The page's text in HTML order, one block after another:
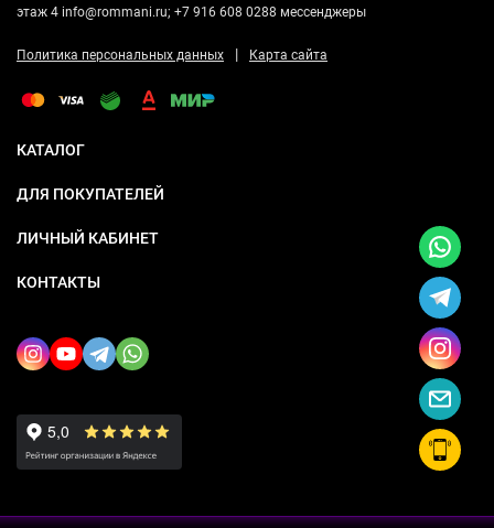
этаж 4 info@rommani.ru; +7 916 608 0288 мессенджеры
Политика персональных данных | Карта сайта
КАТАЛОГ
ДЛЯ ПОКУПАТЕЛЕЙ
ЛИЧНЫЙ КАБИНЕТ
КОНТАКТЫ